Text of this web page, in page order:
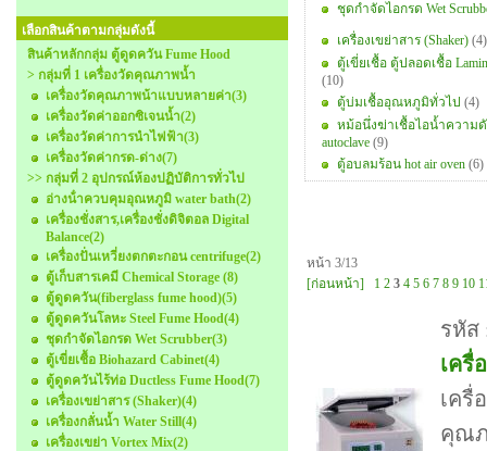
เลือกสินค้าตามกลุ่มดังนี้
สินค้าหลักกลุ่ม ตู้ดูดควัน Fume Hood
> กลุ่มที่ 1 เครื่องวัดคุณภาพน้ำ
เครื่องวัดคุณภาพน้าแบบหลายค่า(3)
เครื่องวัดค่าออกซิเจนน้ำ(2)
เครื่องวัดค่าการนำไฟฟ้า(3)
เครื่องวัดค่ากรด-ด่าง(7)
>> กลุ่มที่ 2 อุปกรณ์ห้องปฏิบัติการทั่วไป
อ่างน้ําควบคุมอุณหภูมิ water bath(2)
เครื่องชั่งสาร,เครื่องชั่งดิจิตอล Digital
Balance(2)
เครื่องปั่นเหวี่ยงตกตะกอน centrifuge(2)
ตู้เก็บสารเคมี Chemical Storage (8)
ตู้ดูดควัน(fiberglass fume hood)(5)
ตู้ดูดควันโลหะ Steel Fume Hood(4)
ชุดกําจัดไอกรด Wet Scrubber(3)
ตู้เขี่ยเชื้อ Biohazard Cabinet(4)
ตู้ดูดควันไร้ท่อ Ductless Fume Hood(7)
เครื่องเขย่าสาร (Shaker)(4)
เครื่องกลั่นน้ำ Water Still(4)
เครื่องเขย่า Vortex Mix(2)
ชุดกําจัดไอกรด Wet
เครื่องเขย่าสาร (Shaker) (4)
ตู้เขี่ยเชื้อ ตู้ปลอดเชื้อ
(10)
ตู้บ่มเชื้ออุณหภูมิทั่วไป (4)
หม้อนึ่งฆ่าเชื้อไอน้ำความ
autoclave (9)
ตู้อบลมร้อน hot air oven (6)
หน้า 3/13
[ก่อนหน้า]
1 2 3 4 5 6 7 8 9 10
รหัส
เครื่
เครื่
คุณภ